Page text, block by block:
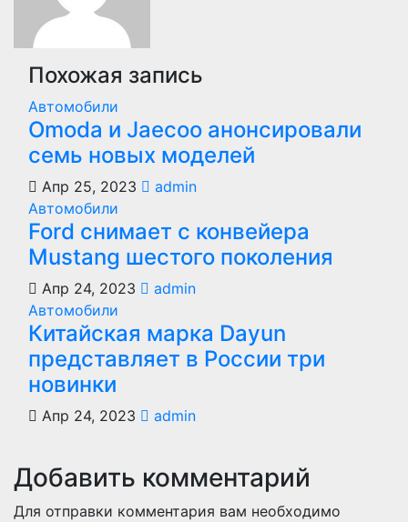
Похожая запись
Автомобили
Оmoda и Jaecoo анонсировали
семь новых моделей
Апр 25, 2023
admin
Автомобили
Ford снимает с конвейера
Mustang шестого поколения
Апр 24, 2023
admin
Автомобили
Китайская марка Dayun
представляет в России три
новинки
Апр 24, 2023 admin
Добавить комментарий
Для отправки комментария вам необходимо